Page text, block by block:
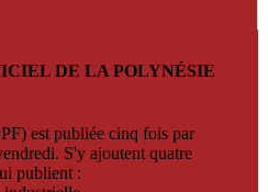
DE LA POLYNÉSIE
est publiée cinq fois par
S'y ajoutent quatre
publient :